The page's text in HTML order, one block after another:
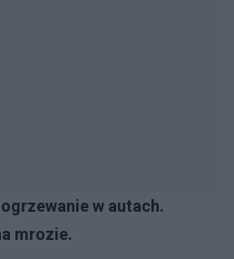
w autach.
mrozie.